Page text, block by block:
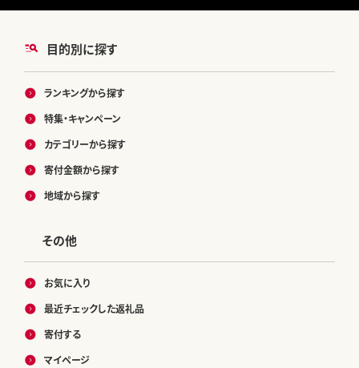
目的別に探す
ランキングから探す
特集・キャンペーン
カテゴリーから探す
寄付金額から探す
地域から探す
その他
お気に入り
最近チェックした返礼品
寄付する
マイページ